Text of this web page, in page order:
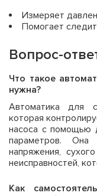
Измеряет
Помогает
Вопрос-
Что такое
нужна?
Автоматика для
которая
насоса с помощью
параметров.
напряжения,
неисправностей,
Как